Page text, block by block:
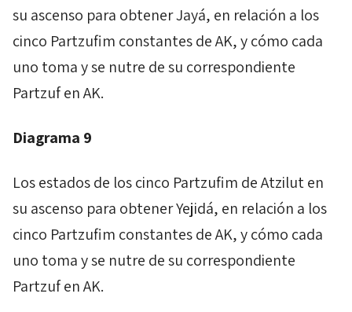
su ascenso para obtenerJayá, en relación a los
cinco Partzufim constantes deAK, y cómo cada
uno toma y se nutre de su correspondiente
Partzufen AK.
Diagrama 9
Los estados de los cinco Partzufim deAtziluten
su ascenso para obtenerYejidá, en relación a los
cinco Partzufim constantes deAK, y cómo cada
uno toma y se nutre de su correspondiente
PartzufenAK.